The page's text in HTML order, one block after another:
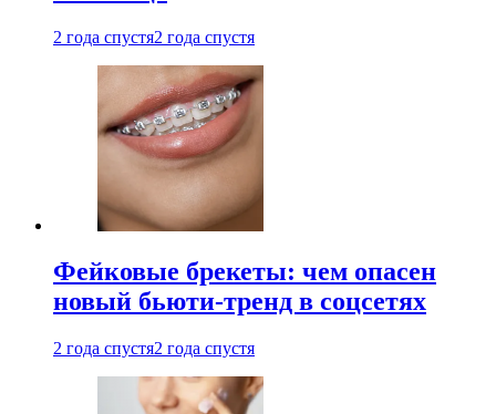
2 года спустя2 года спустя
Фейковые брекеты: чем опасен
новый бьюти-тренд в соцсетях
2 года спустя2 года спустя